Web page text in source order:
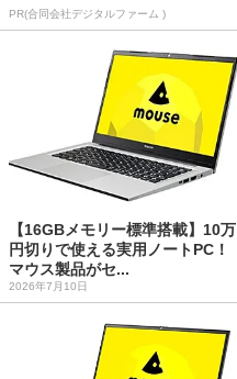
PR(合同会社デジタルファーム )
【16GBメモリー標準搭載】10万
円切りで使える実用ノートPC！
マウス製品がセ...
2026年7月10日